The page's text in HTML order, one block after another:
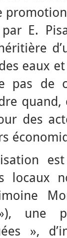
E.
eaux
pas de
des
locaux
une
»,